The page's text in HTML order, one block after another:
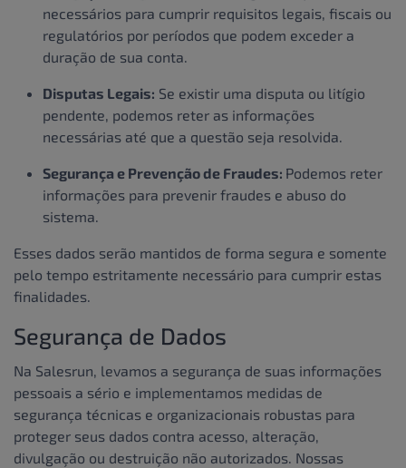
necessários para cumprir requisitos legais, fiscais ou
regulatórios por períodos que podem exceder a
duração de sua conta.
Disputas Legais: Se existir uma disputa ou litígio
pendente, podemos reter as informações
necessárias até que a questão seja resolvida.
Segurança e Prevenção de Fraudes: Podemos reter
informações para prevenir fraudes e abuso do
sistema.
Esses dados serão mantidos de forma segura e somente
pelo tempo estritamente necessário para cumprir estas
finalidades.
Segurança de Dados
Na Salesrun, levamos a segurança de suas informações
pessoais a sério e implementamos medidas de
segurança técnicas e organizacionais robustas para
proteger seus dados contra acesso, alteração,
divulgação ou destruição não autorizados. Nossas